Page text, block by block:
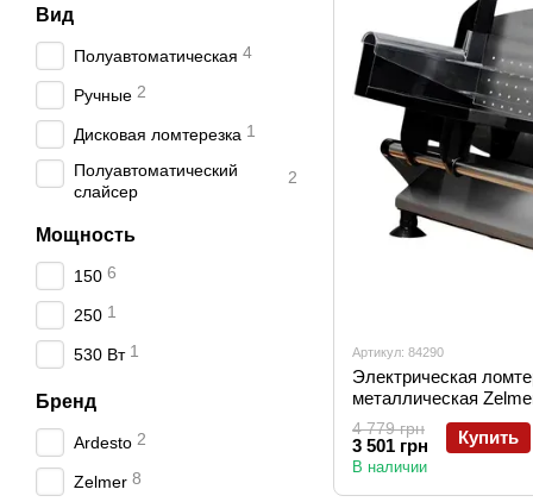
Артикул: 84290
Электрическая
металлическая
4 779 грн
3 501 грн Купить
В наличии
Вид
Полуавтоматическая 4
Ручные 2
Дисковая ломтерезка 1
Полуавтоматический
слайсер
2
Мощность
150 6
250 1
530 Вт 1
Бренд
Ardesto 2
Zelmer 8